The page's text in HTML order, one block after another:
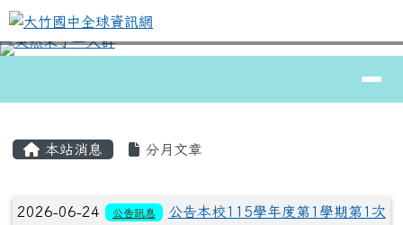
跳至主內容區
大竹國中全球資訊網
⏸
本站消息 分月文章
文章列表
2026-06-24 公告訊息
公告本校115學年度第1學期第1次